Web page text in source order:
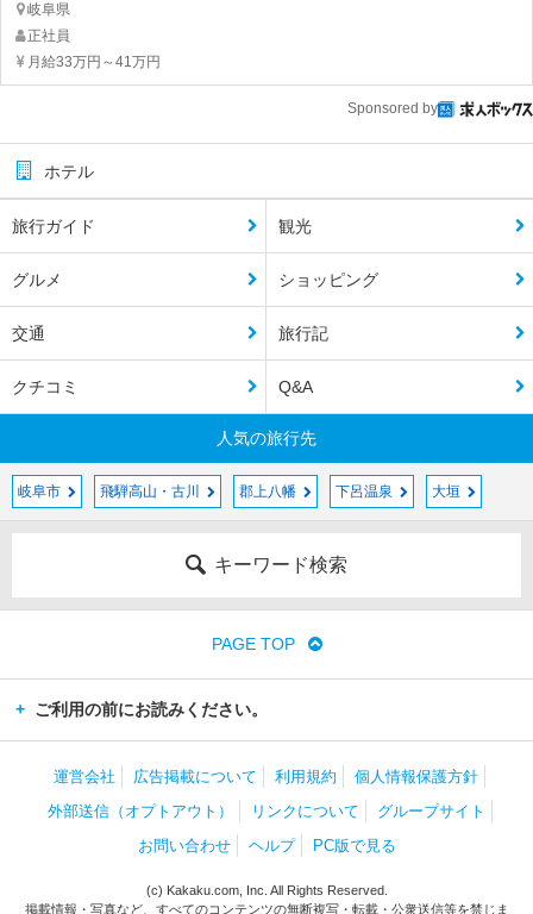
岐阜県
正社員
月給33万円～41万円
Sponsored by
ホテル
旅行ガイド 観光
グルメ ショッピング
交通 旅行記
クチコミ Q&A
人気の旅行先
岐阜市 飛騨高山・古川 郡上八幡 下呂温泉 大垣
キーワード検索
PAGE TOP
ご利用の前にお読みください。
運営会社 広告掲載について 利用規約
個人情報保護方針
外部送信（オプトアウト）
リンクについて
グループサイト
お問い合わせ
ヘルプ PC版で見る
(c) Kakaku.com, Inc. All Rights Reserved.
掲載情報・写真など、すべてのコンテンツの無断複写・転載・公衆送信等を禁じま